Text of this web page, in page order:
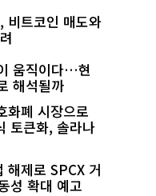
비트코인 매도와
움직이다…현
해석될까
화폐 시장으로
토큰화, 솔라나
해제로 SPCX 거
성 확대 예고